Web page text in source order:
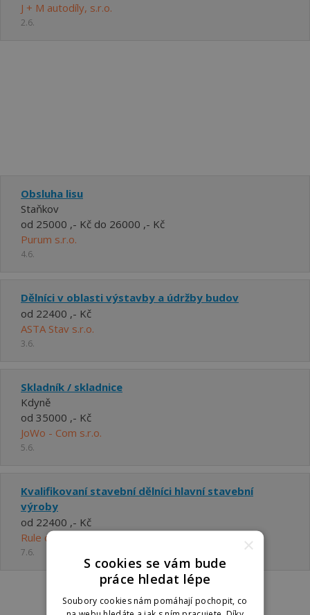
J + M autodíly, s.r.o.
2.6.
Obsluha lisu
Staňkov
od 25000 ,- Kč do 26000 ,- Kč
Purum s.r.o.
4.6.
Dělníci v oblasti výstavby a údržby budov
od 22400 ,- Kč
ASTA Stav s.r.o.
3.6.
Skladník / skladnice
Kdyně
od 35000 ,- Kč
JoWo - Com s.r.o.
5.6.
Kvalifikovaní stavební dělníci hlavní stavební
výroby
od 22400 ,- Kč
Rule of Thumb s.r.o.
7.6. ×
S cookies se vám bude
práce hledat lépe
Soubory cookies nám pomáhají pochopit, co